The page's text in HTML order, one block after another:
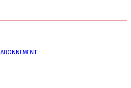
ABONNEMENT